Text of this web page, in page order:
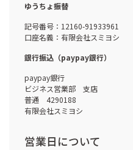
ゆうちょ振替
記号番号：12160-91933961
口座名義：有限会社スミヨシ
銀行振込（paypay銀行）
paypay銀行
ビジネス営業部 支店
普通 4290188
有限会社スミヨシ
営業日について